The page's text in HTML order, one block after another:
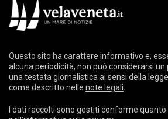
Questo sito ha carattere informativo e,
alcuna periodicità, non può considerarsi
una testata giornalistica ai sensi della
come descritto nelle note legali
I dati raccolti sono gestiti conforme